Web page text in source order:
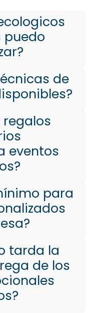
puedo
de
regalos
eventos
para
tarda la
de los